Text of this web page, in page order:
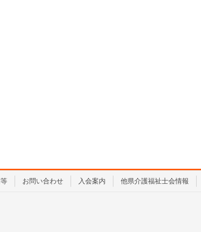
お問い合わせ 入会案内 他県介護福祉士会情報